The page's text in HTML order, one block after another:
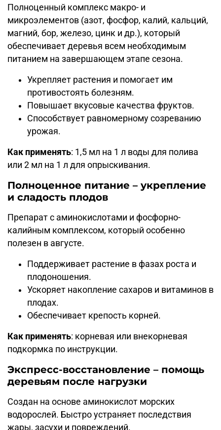
Полноценный комплекс макро- и
микроэлементов (азот, фосфор, калий, кальций,
магний, бор, железо, цинк и др.), который
обеспечивает деревья всем необходимым
питанием на завершающем этапе сезона.
Укрепляет растения и помогает им
противостоять болезням.
Повышает вкусовые качества фруктов.
Способствует равномерному созреванию
урожая.
Как применять: 1,5 мл на 1 л воды для полива
или 2 мл на 1 л для опрыскивания.
Полноценное питание – укрепление
и сладость плодов
Препарат с аминокислотами и фосфорно-
калийным комплексом, который особенно
полезен в августе.
Поддерживает растение в фазах роста и
плодоношения.
Ускоряет накопление сахаров и витаминов в
плодах.
Обеспечивает крепость корней.
Как применять: корневая или внекорневая
подкормка по инструкции.
Экспресс-восстановление – помощь
деревьям после нагрузки
Создан на основе аминокислот морских
водорослей. Быстро устраняет последствия
жары, засухи и повреждений.